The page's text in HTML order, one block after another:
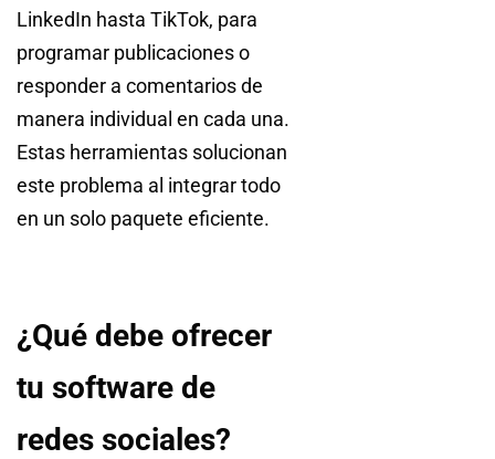
LinkedIn hasta TikTok, para
programar publicaciones o
responder a comentarios de
manera individual en cada una.
Estas herramientas solucionan
este problema al integrar todo
en un solo paquete eficiente.
¿Qué debe ofrecer
tu software de
redes sociales?